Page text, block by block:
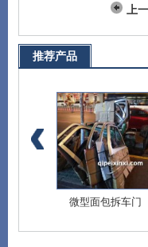
上
推荐产品
微型面包拆车门